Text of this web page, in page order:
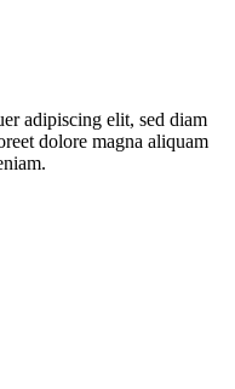
adipiscing elit, sed diam
dolore magna aliquam